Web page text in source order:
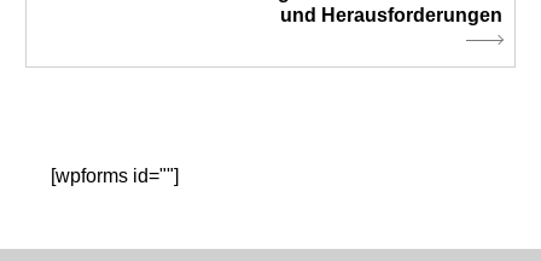
und Herausforderungen
[wpforms id=""]